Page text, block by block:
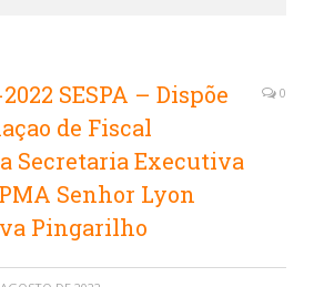
SESPA – Dispõe
de Fiscal
Secretaria Executiva
Senhor Lyon
Pingarilho
0